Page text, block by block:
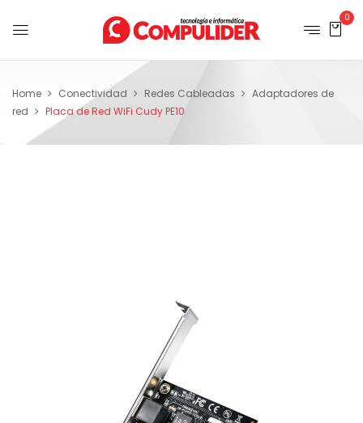
0
Home Conectividad Redes Cableadas
Adaptadores de
red
Placa de Red WiFi Cudy PE10